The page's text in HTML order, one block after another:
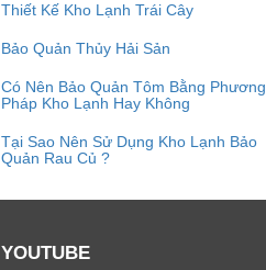
Thiết Kế Kho Lạnh Trái Cây
Bảo Quản Thủy Hải Sản
Có Nên Bảo Quản Tôm Bằng Phương
Pháp Kho Lạnh Hay Không
Tại Sao Nên Sử Dụng Kho Lạnh Bảo
Quản Rau Củ ?
YOUTUBE